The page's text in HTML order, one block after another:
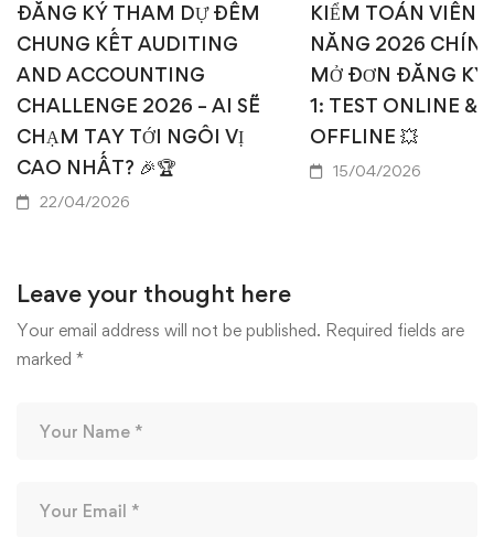
ĐĂNG KÝ THAM DỰ ĐÊM
CHUNG KẾT AUDITING
AND ACCOUNTING
CHALLENGE 2026 – AI SẼ
CHẠM TAY TỚI NGÔI VỊ
CAO NHẤT? 🎉🏆
22/04/2026
KIỂM TOÁN VIÊN
NĂNG 2026
MỞ ĐƠN ĐĂNG KÝ
1: TEST ONLINE &
OFFLINE 💥
15/04/2026
Leave your thought here
Your email address will not be published. Required fields are
marked *